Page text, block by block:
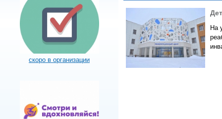
скоро в организации
На